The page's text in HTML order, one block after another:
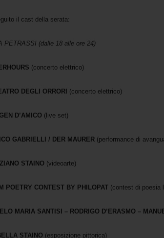
il cast della serata:
PETRASSI (dalle 18 alle ore 24)
(concerto elettrico)
DEGLI ORRORI (concerto elettrico)
D’AMICO (live set)
GABRIELLI / DER MAURER (performance di
STAINO (videoarte)
POETRY CONTEST BY PHILOPAT (contest di poesia
MARIA SANTISI – RODRIGO D’ERASMO –
STAINO (esposizione pittorica)